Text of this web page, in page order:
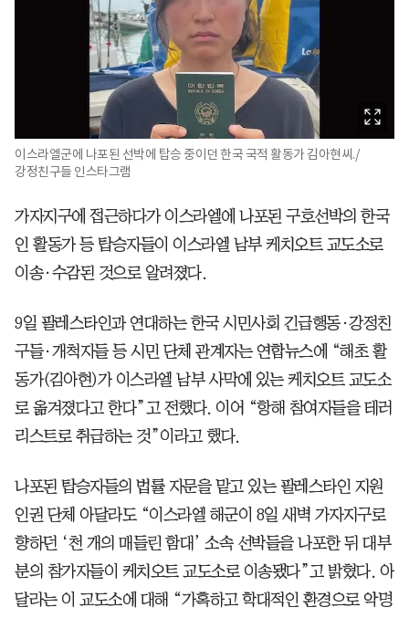
이스라엘군에 나포된 선박에 탑승 중이던 한국 국적 활동가 김아현씨./
강정친구들 인스타그램
가자지구에 접근하다가 이스라엘에 나포된 구호선박의 한국
인 활동가 등 탑승자들이 이스라엘 남부 케치오트 교도소로
이송·수감된 것으로 알려졌다.
9일 팔레스타인과 연대하는 한국 시민사회 긴급행동·강정친
구들·개척자들 등 시민 단체 관계자는 연합뉴스에 “해초 활
동가(김아현)가 이스라엘 남부 사막에 있는 케치오트 교도소
로 옮겨졌다고 한다”고 전했다. 이어 “항해 참여자들을 테러
리스트로 취급하는 것”이라고 했다.
나포된 탑승자들의 법률 자문을 맡고 있는 팔레스타인 지원
인권 단체 아달라도 “이스라엘 해군이 8일 새벽 가자지구로
향하던 ‘천 개의 매들린 함대’ 소속 선박들을 나포한 뒤 대부
분의 참가자들이 케치오트 교도소로 이송됐다”고 밝혔다. 아
달라는 이 교도소에 대해 “가혹하고 학대적인 환경으로 악명